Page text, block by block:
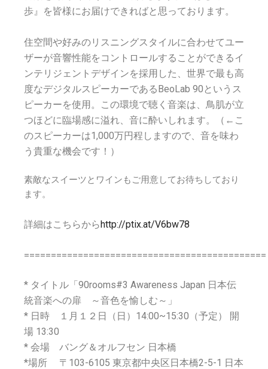
歩』を皆様にお届けできればと思っております。
住空間や好みのリスニングスタイルに合わせてユー
ザーが音響性能をコントロールすることができるイ
ンテリジェントデザインを採用した、世界で最も高
度なデジタルスピーカーであるBeoLab 90というス
ピーカーを使用。この環境で聴く音楽は、鳥肌が立
つほどに臨場感に溢れ、音に酔いしれます。（←こ
のスピーカーは1,000万円程しますので、音を味わ
う貴重な機会です！）
素敵なスイーツとワインもご用意してお待ちしており
ます。
詳細はこちらから http://ptix.at/V6bw78
=============================================
* タイトル「90rooms#3 Awareness Japan 日本伝
統音楽への扉 ～音色を愉しむ～」
* 日時 １月１２日（日）14:00~15:30（予定） 開
場 13:30
* 会場 バング＆オルフセン 日本橋
*場所 〒103-6105 東京都中央区日本橋2-5-1 日本